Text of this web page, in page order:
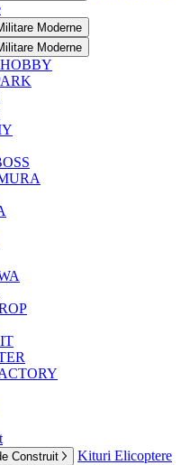
Moderne
Moderne
Construit
Kituri Elicoptere